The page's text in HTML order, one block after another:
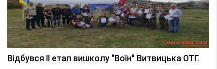
Відбувся ІІ етап вишколу "Воїн" Витвицька ОТГ.